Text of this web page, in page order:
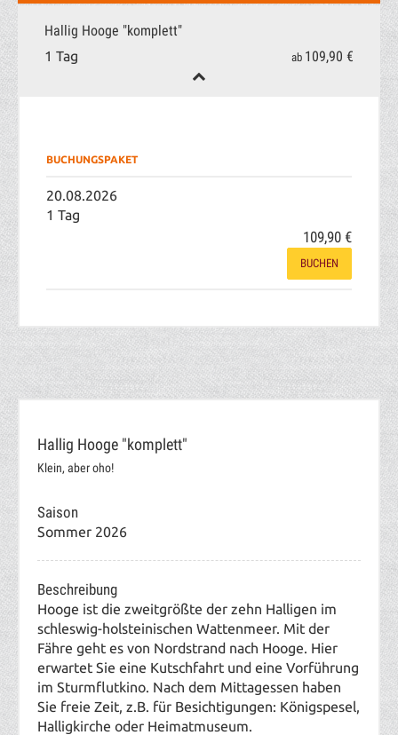
Hallig Hooge "komplett"
1 Tag ab 109,90 €
BUCHUNGSPAKET
20.08.2026
1 Tag
109,90 €
BUCHEN
Hallig Hooge "komplett"
Klein, aber oho!
Saison
Sommer 2026
Beschreibung
Hooge ist die zweitgrößte der zehn Halligen im
schleswig-holsteinischen Wattenmeer. Mit der
Fähre geht es von Nordstrand nach Hooge. Hier
erwartet Sie eine Kutschfahrt und eine Vorführung
im Sturmflutkino. Nach dem Mittagessen haben
Sie freie Zeit, z.B. für Besichtigungen: Königspesel,
Halligkirche oder Heimatmuseum.